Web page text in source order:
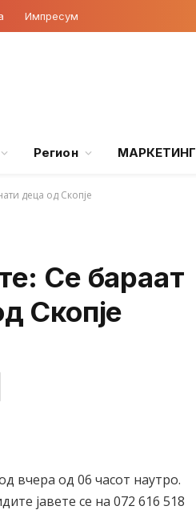
Импресум
Регион МАРКЕТИНГ
деца од Скопје
Се бараат
Скопје
вчера од 06 часот наутро.
јавете се на 072 616 518